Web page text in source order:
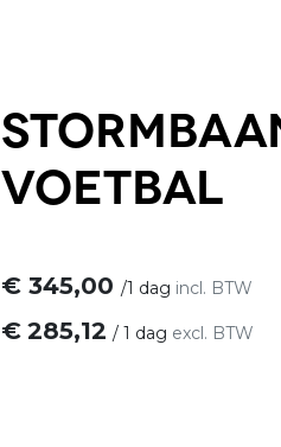
Voetbal
€ 345,00 /1 dag incl. BTW
€ 285,12 / 1 dag excl. BTW